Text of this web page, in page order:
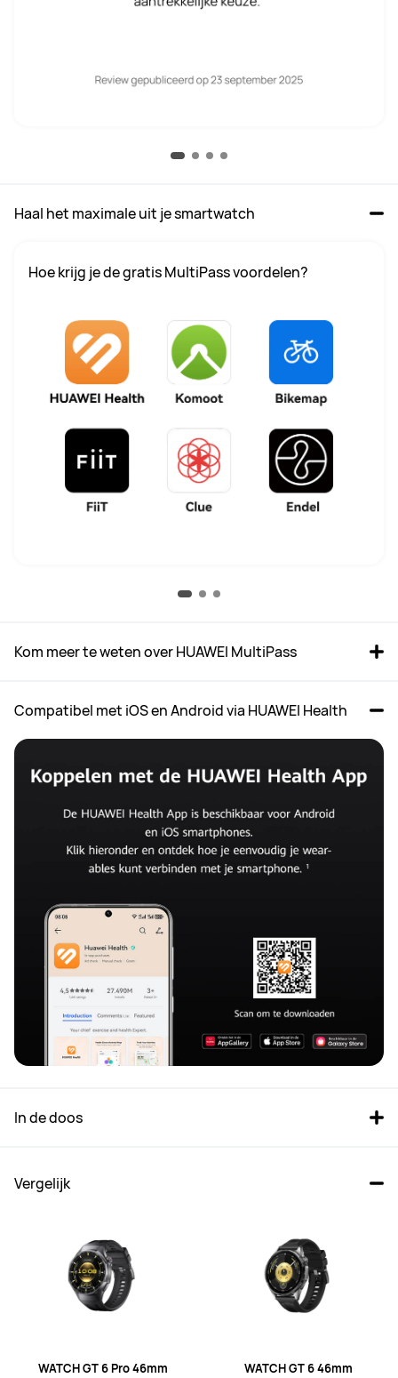
Haal het maximale uit je smartwatch
Hoe krijg je de gratis MultiPass voordelen?
Kom meer te weten over HUAWEI MultiPass
Compatibel met iOS en Android via HUAWEI Health
In de doos
Vergelijk
WATCH GT 6 Pro 46mm WATCH GT 6 46mm